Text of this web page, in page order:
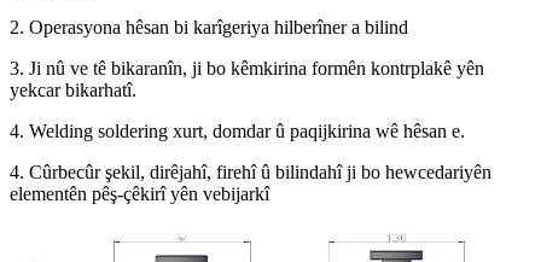
2. Operasyona hêsan bi karîgeriya hilberîner a bilind
3. Ji nû ve tê bikaranîn, ji bo kêmkirina formên kontrplakê yên
yekcar bikarhatî.
4. Welding soldering xurt, domdar û paqijkirina wê hêsan e.
4. Cûrbecûr şekil, dirêjahî, firehî û bilindahî ji bo hewcedariyên
elementên pêş-çêkirî yên vebijarkî